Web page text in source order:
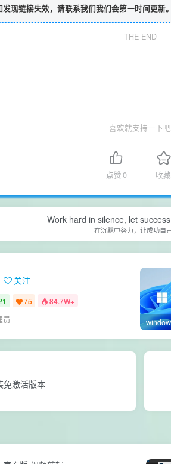
现链接失效，请联系我们我们会第一时间更新。
THE END
喜欢就支持一下吧
点赞0 收藏
Work hard in silence, let
在沉默中努力，让成功自
关注
75 84.7W+
员
免激活版本